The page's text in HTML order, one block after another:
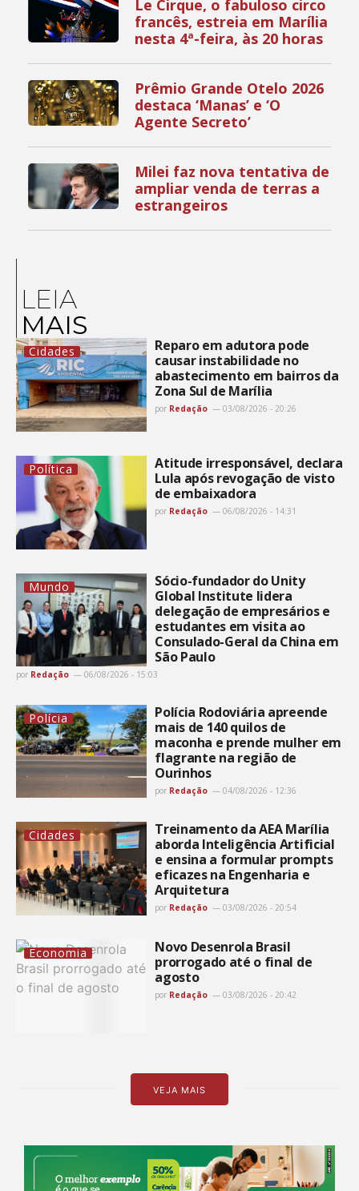
Le Cirque, o fabuloso circo
francês, estreia em Marília
nesta 4ª-feira, às 20 horas
Prêmio Grande Otelo 2026
destaca ‘Manas’ e ‘O
Agente Secreto’
Milei faz nova tentativa de
ampliar venda de terras a
estrangeiros
LEIA
MAIS
Cidades
Reparo em adutora pode
causar instabilidade no
abastecimento em bairros da
Zona Sul de Marília
por Redação 03/08/2026 - 20:26
Política
Atitude irresponsável, declara
Lula após revogação de visto
de embaixadora
por Redação 06/08/2026 - 14:31
Mundo
Sócio-fundador do Unity
Global Institute lidera
delegação de empresários e
estudantes em visita ao
Consulado-Geral da China em
São Paulo
por Redação 06/08/2026 - 15:03
Polícia
Polícia Rodoviária apreende
mais de 140 quilos de
maconha e prende mulher em
flagrante na região de
Ourinhos
por Redação 04/08/2026 - 12:36
Cidades
Treinamento da AEA Marília
aborda Inteligência Artificial
e ensina a formular prompts
eficazes na Engenharia e
Arquitetura
por Redação 03/08/2026 - 20:54
Economia
Novo Desenrola Brasil
prorrogado até o final de
agosto
por Redação 03/08/2026 - 20:42
VEJA MAIS